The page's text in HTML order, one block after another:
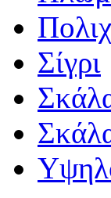
Σίγρι